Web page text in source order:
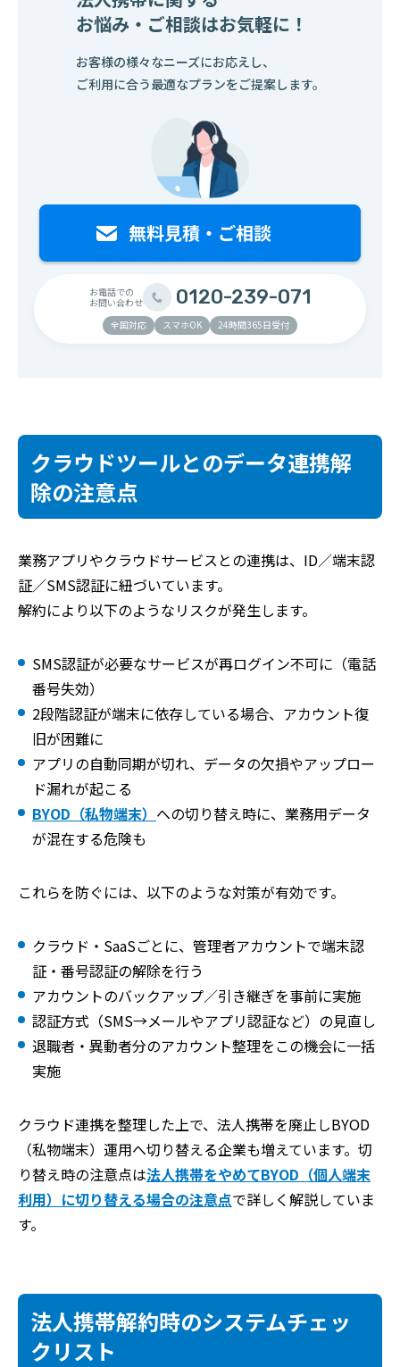
お悩み・ご相談はお気軽に！
お客様の様々なニーズにお応えし、
ご利用に合う最適なプランをご提案します。
お電話での
お問い合わせ
0120-239-071
全国対応 スマホOK 24時間365日受付
クラウドツールとのデータ連携解
除の注意点
業務アプリやクラウドサービスとの連携は、ID／端末認
証／SMS認証に紐づいています。
解約により以下のようなリスクが発生します。
SMS認証が必要なサービスが再ログイン不可に（電話
番号失効）
2段階認証が端末に依存している場合、アカウント復
旧が困難に
アプリの自動同期が切れ、データの欠損やアップロー
ド漏れが起こる
BYOD（私物端末） への切り替え時に、業務用データ
が混在する危険も
これらを防ぐには、以下のような対策が有効です。
クラウド・SaaSごとに、管理者アカウントで端末認
証・番号認証の解除を行う
アカウントのバックアップ／引き継ぎを事前に実施
認証方式（SMS→メールやアプリ認証など）の見直し
退職者・異動者分のアカウント整理をこの機会に一括
実施
クラウド連携を整理した上で、法人携帯を廃止しBYOD
（私物端末）運用へ切り替える企業も増えています。切
り替え時の注意点は法人携帯をやめてBYOD（個人端末
利用）に切り替える場合の注意点で詳しく解説していま
す。
法人携帯解約時のシステムチェッ
クリスト